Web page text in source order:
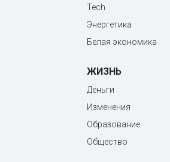
Tech
Энергетика
Белая экономика
ЖИЗНЬ
Деньги
Изменения
Образование
Общество